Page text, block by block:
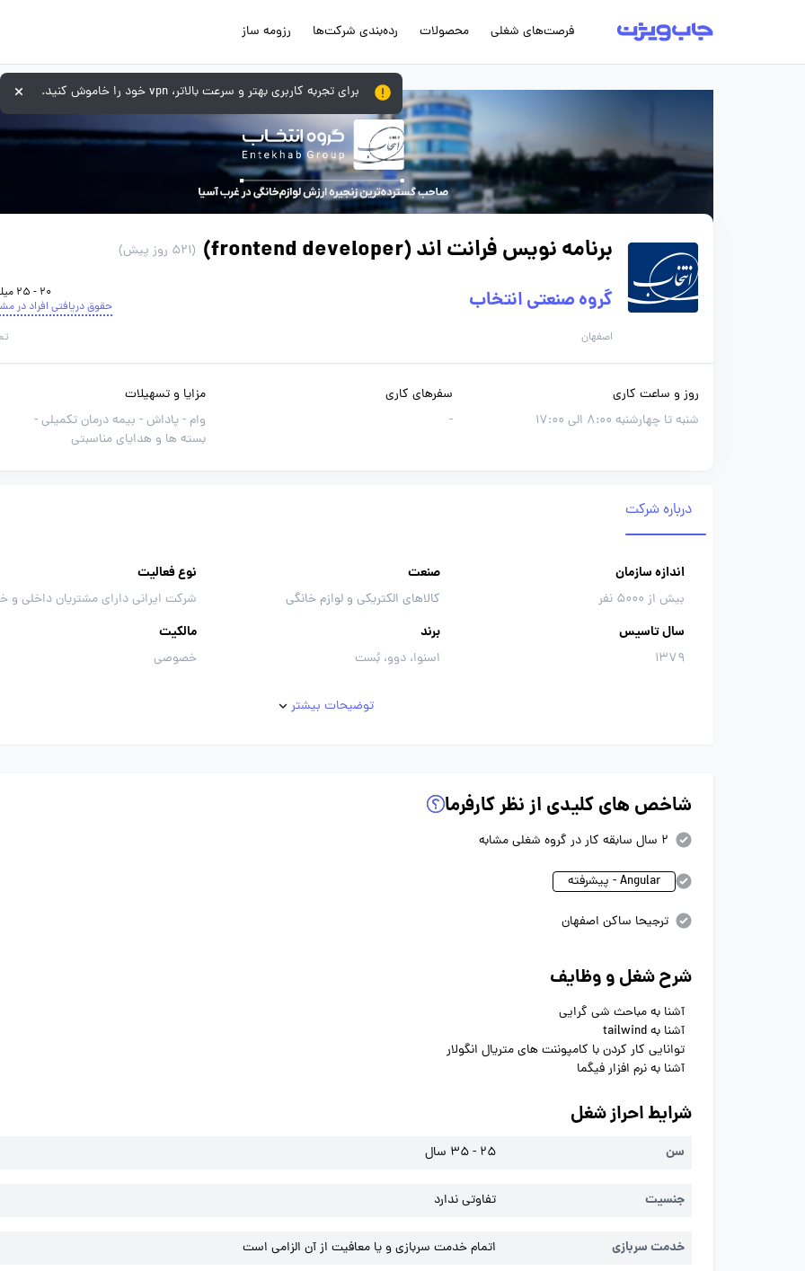
فرصت‌های شغلی محصولات رده‌بندی شرکت‌ها رزومه ساز
برنامه نویس فرانت اند (frontend developer) (521 روز پیش)
گروه صنعتی انتخاب
20 - 25 میلیون تومان
حقوق دریافتی افراد در
اصفهان
روز و ساعت کاری
شنبه تا چهارشنبه 8:00 الی 17:00
سفرهای کاری
-
مزایا و تسهیلات
وام - پاداش - بیمه درمان تکمیلی -
بسته ها و هدایای مناسبتی
درباره شرکت
اندازه سازمان
بیش از 5000 نفر
صنعت
کالاهای الکتریکی و لوازم خانگی
نوع فعالیت
شرکت ایرانی دارای مشتریان داخلی و
سال تاسیس
1379
برند
اسنوا، دوو، بُست
مالکیت
خصوصی
توضیحات بیشتر
شاخص های کلیدی از نظر کارفرما
2 سال سابقه کار در گروه شغلی مشابه
Angular - پیشرفته
ترجیحا ساکن اصفهان
شرح شغل و وظایف
آشنا به مباحث شی گرایی
آشنا به tailwind
توانایی کار کردن با کامپوننت های متریال انگولار
آشنا به نرم افزار فیگما
شرایط احراز شغل
سن 25 - 35 سال
جنسیت تفاوتی ندارد
خدمت سربازی اتمام خدمت سربازی و یا معافیت از آن الزامی است
برای تجربه کاربری بهتر و سرعت بالاتر، vpn خود را خاموش کنید.